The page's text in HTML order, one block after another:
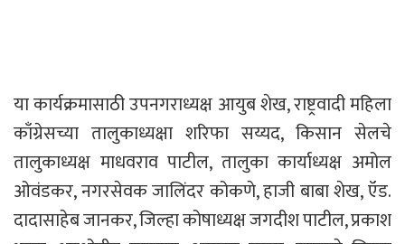
या कार्यक्रमासाठी उपनगराध्यक्ष आयुब शेख, राष्ट्रवादी महिला
काँग्रेसच्या तालुकाध्यक्षा शरिफा सय्यद, किसान सेलचे
तालुकाध्यक्ष माधवराव पाटील, तालुका कार्याध्यक्ष अमोल
ओवंडकर, नगरसेवक जालिंदर कोकणे, हाजी बाबा शेख, ऍड.
दादासाहेब जानकर, जिल्हा कोषाध्यक्ष जगदीश पाटील, प्रकाश